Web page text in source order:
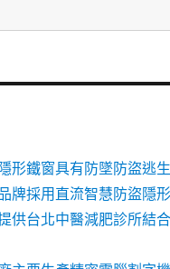
形鐵窗具有防墜防盜逃
牌採用直流智慧防盜隱
供台北中醫減肥診所結